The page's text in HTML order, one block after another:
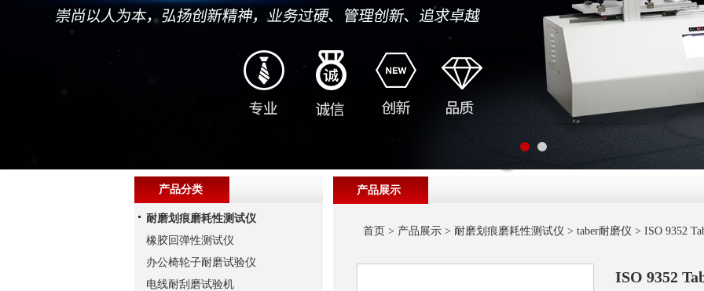
产品展示
首页 > 产品展示> 耐磨划痕磨耗性测试仪 > taber耐磨仪 > ISO 9352
ISO 9352
产品分类
耐磨划痕磨耗性测试仪
橡胶回弹性测试仪
办公椅轮子耐磨试验仪
电线耐刮磨试验机